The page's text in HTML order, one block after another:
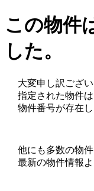
この物件
した。
大変申し訳ござい
指定された物件
物件番号が存在
他にも多数の物
最新の物件情報